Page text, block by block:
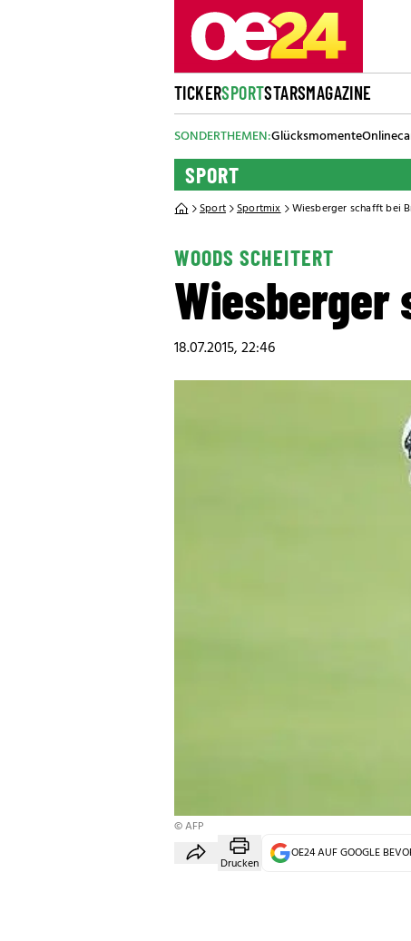
TICKERSPORTSTARSMAGAZINE
SONDERTHEMEN:Glücksmomente
SPORT
Sport Sportmix Wiesberger schafft bei
WOODS SCHEITERT
Wiesberger
18.07.2015, 22:46
© AFP
Drucken
OE24 AUF GOOGLE